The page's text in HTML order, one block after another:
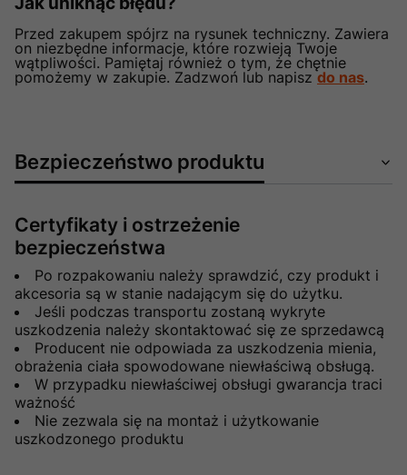
Przed zakupem spójrz na rysunek techniczny. Zawiera
on niezbędne informacje, które rozwieją Twoje
wątpliwości. Pamiętaj również o tym, że chętnie
pomożemy w zakupie. Zadzwoń lub napiszdo nas.
Bezpieczeństwo produktu
Certyfikaty i ostrzeżenie
bezpieczeństwa
Po rozpakowaniu należy sprawdzić, czy produkt i
akcesoria są w stanie nadającym się do użytku.
Jeśli podczas transportu zostaną wykryte
uszkodzenia należy skontaktować się ze sprzedawcą
Producent nie odpowiada za uszkodzenia mienia,
obrażenia ciała spowodowane niewłaściwą obsługą.
W przypadku niewłaściwej obsługi gwarancja traci
ważność
Nie zezwala się na montaż i użytkowanie
uszkodzonego produktu